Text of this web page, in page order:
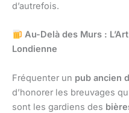
d’autrefois.
Au-Delà des Murs :
Londienne
Fréquenter un pub ancien
d’honorer les breuvages
sont les gardiens des